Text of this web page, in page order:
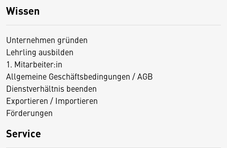
Wissen
Unternehmen gründen
Lehrling ausbilden
1. Mitarbeiter:in
Allgemeine Geschäftsbedingungen / AGB
Dienstverhältnis beenden
Exportieren / Importieren
Förderungen
Service